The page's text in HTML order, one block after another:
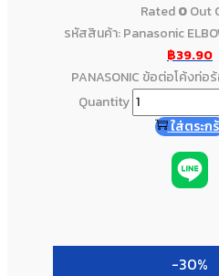
Rated0Out
รหัสสินค้า: Panasonic
฿39.90
PANASONIC ข้อต่อโค้งท่อ
Quantity
ใส่ตระก
-30%